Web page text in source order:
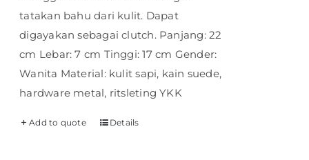
tatakan bahu dari kulit. Dapat
digayakan sebagai clutch. Panjang: 22
cm Lebar: 7 cm Tinggi: 17 cm Gender:
Wanita Material: kulit sapi, kain suede,
hardware metal, ritsleting YKK
Add to quote Details